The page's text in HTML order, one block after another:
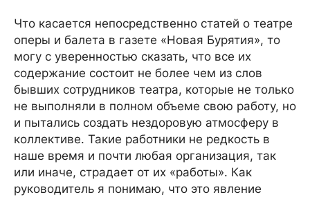
Что касается непосредственно статей о театре
оперы и балета в газете «Новая Бурятия», то
могу с уверенностью сказать, что все их
содержание состоит не более чем из слов
бывших сотрудников театра, которые не только
не выполняли в полном объеме свою работу, но
и пытались создать нездоровую атмосферу в
коллективе. Такие работники не редкость в
наше время и почти любая организация, так
или иначе, страдает от их «работы». Как
руководитель я понимаю, что это явление